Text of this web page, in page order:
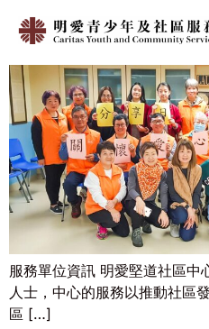
明愛堅道
服務單位資訊 明愛堅道社區中
人士，中心的服務以推動社區
區 […]